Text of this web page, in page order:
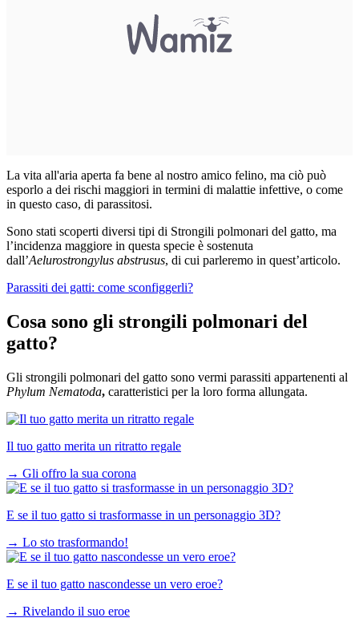
La vita all'aria aperta fa bene al nostro amico felino, ma ciò può
esporlo a dei rischi maggiori in termini di malattie infettive, o come
in questo caso, di parassitosi.
Sono stati scoperti diversi tipi di Strongili polmonari del gatto, ma
l’incidenza maggiore in questa specie è sostenuta
dall’Aelurostrongylus abstrusus, di cui parleremo in quest’articolo.
Parassiti dei gatti: come sconfiggerli?
Cosa sono gli strongili polmonari del
gatto?
Gli strongili polmonari del gatto sono vermi parassiti appartenenti al
Phylum Nematoda, caratteristici per la loro forma allungata.
Il tuo gatto merita un ritratto regale
→ Gli offro la sua corona
E se il tuo gatto si trasformasse in un personaggio 3D?
→ Lo sto trasformando!
E se il tuo gatto nascondesse un vero eroe?
→ Rivelando il suo eroe